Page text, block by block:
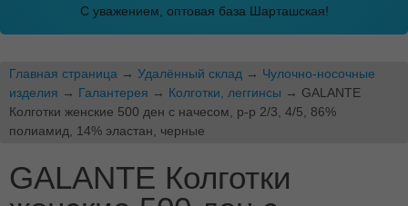
С уважением, оптовая база Шарташская!
Главная страница → Удалённый склад → Чулочно-носочные
изделия → Галантерея → Колготки, леггинсы → GALANTE
Колготки женские 500 ден с начесом, р-р 2/3, 4/5, 86%
полиамид, 14% эластан, черные
GALANTE Колготки